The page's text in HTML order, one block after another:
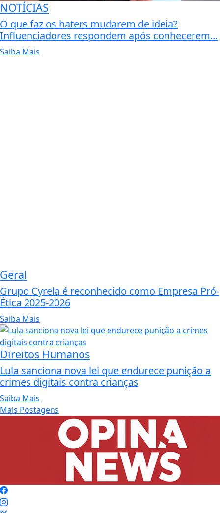
NOTÍCIAS
O que faz os haters mudarem de ideia?
Influenciadores respondem após conhecerem...
Saiba Mais
Geral
Grupo Cyrela é reconhecido como Empresa Pró-
Ética 2025-2026
Saiba Mais
Direitos Humanos
Lula sanciona nova lei que endurece punição a
crimes digitais contra crianças
Saiba Mais
Mais Postagens